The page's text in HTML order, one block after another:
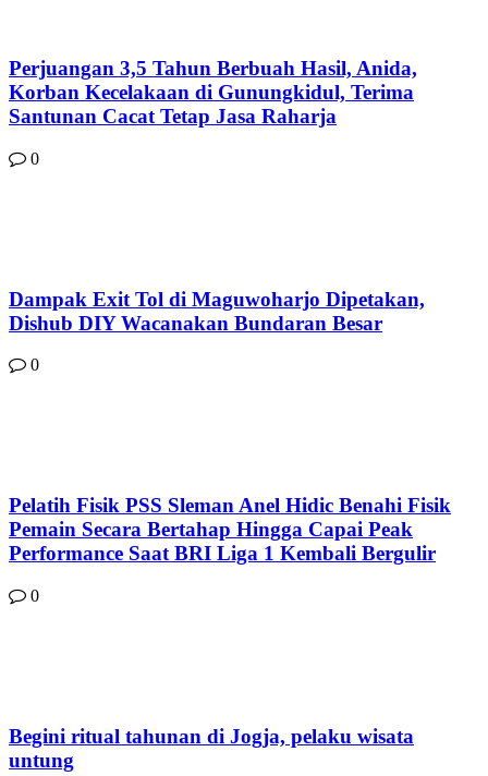
Perjuangan 3,5 Tahun Berbuah Hasil, Anida,
Korban Kecelakaan di Gunungkidul, Terima
Santunan Cacat Tetap Jasa Raharja
0
Dampak Exit Tol di Maguwoharjo Dipetakan,
Dishub DIY Wacanakan Bundaran Besar
0
Pelatih Fisik PSS Sleman Anel Hidic Benahi Fisik
Pemain Secara Bertahap Hingga Capai Peak
Performance Saat BRI Liga 1 Kembali Bergulir
0
Begini ritual tahunan di Jogja, pelaku wisata
untung